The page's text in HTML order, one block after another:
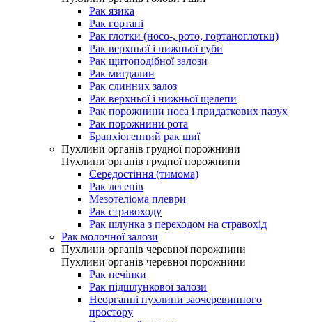
Рак язика
Рак гортані
Рак глотки (носо-, рото, гортаноглотки)
Рак верхньої і нижньої губи
Рак щитоподібної залози
Рак мигдалин
Рак слинних залоз
Рак верхньої і нижньої щелепи
Рак порожнини носа і придаткових пазух
Рак порожнини рота
Бранхіогенний рак шиї
Пухлини органів грудної порожнини
Пухлини органів грудної порожнини
Середостіння (тимома)
Рак легенів
Мезотеліома плеври
Рак стравоходу
Рак шлунка з переходом на стравохід
Рак молочної залози
Пухлини органів черевної порожнини
Пухлини органів черевної порожнини
Рак печінки
Рак підшлункової залози
Неорганні пухлини заочеревинного
простору